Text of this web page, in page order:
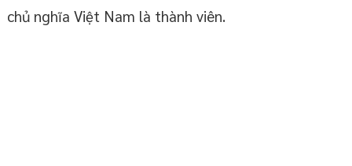
chủ nghĩa Việt Nam là thành viên.